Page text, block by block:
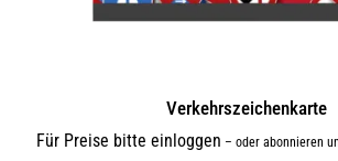
Verkehrszeichenkarte
Für Preise bitte einloggen – oder abonnieren